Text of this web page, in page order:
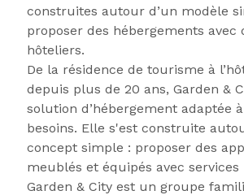
construites autour d’un modèle
proposer des hébergements avec
hôteliers.
De la résidence de tourisme à
depuis plus de 20 ans, Garden &
solution d’hébergement adaptée
besoins. Elle s'est construite
concept simple : proposer des
meublés et équipés avec services
Garden & City est un groupe